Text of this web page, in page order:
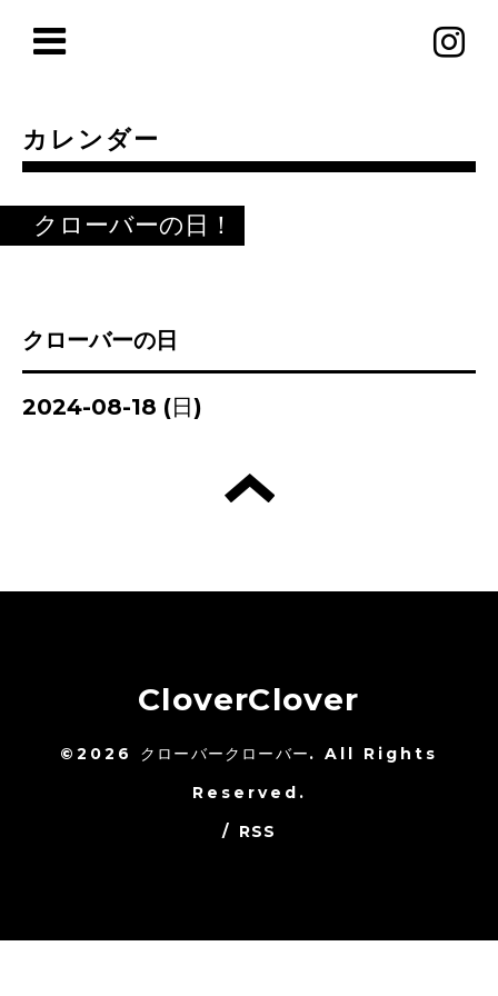
カレンダー
クローバーの日！
クローバーの日
2024-08-18 (日)
CloverClover
©2026 クローバークローバー. All Rights
Reserved.
/ RSS